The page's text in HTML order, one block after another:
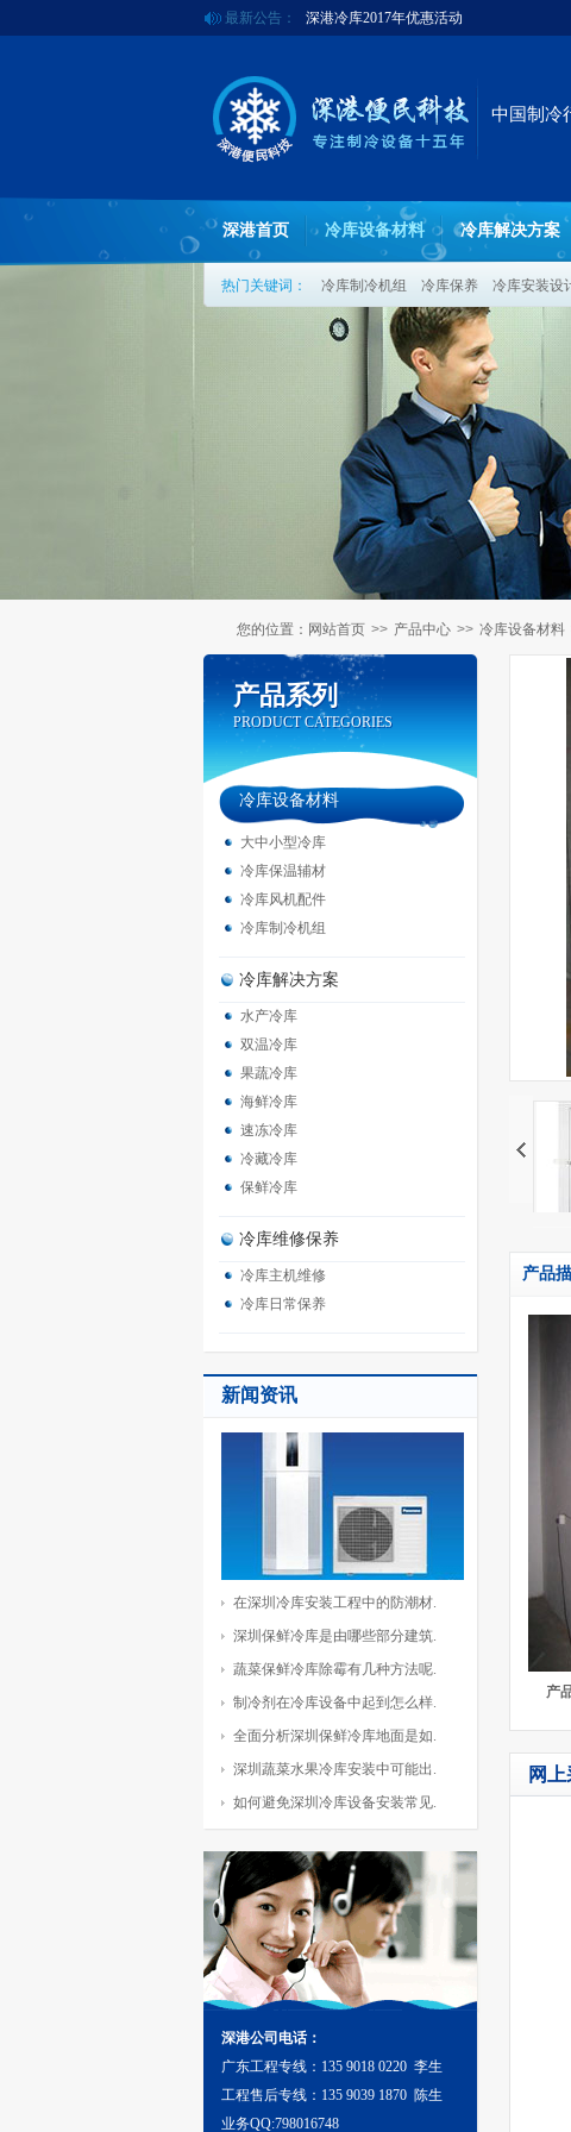
最新公告：
深港冷库2017年优惠活动
欢迎来到深圳市深港冷库公司官方网站
中国制冷
深港首页 冷库设备材料 冷库解决方案
热门关键词： 冷库制冷机组 冷库保养 冷库安装设
您的位置： 网站首页 >> 产品中心 >> 冷库设备材料
产品系列
PRODUCT CATEGORIES
产品系列
PRODUCT CATEGORIES
冷库设备材料
大中小型冷库
冷库保温辅材
冷库风机配件
冷库制冷机组
冷库解决方案
水产冷库
双温冷库
果蔬冷库
海鲜冷库
速冻冷库
冷藏冷库
保鲜冷库
冷库维修保养
冷库主机维修
冷库日常保养
新闻资讯
在深圳冷库安装工程中的防潮材.
深圳保鲜冷库是由哪些部分建筑.
蔬菜保鲜冷库除霉有几种方法呢.
制冷剂在冷库设备中起到怎么样.
全面分析深圳保鲜冷库地面是如.
深圳蔬菜水果冷库安装中可能出.
如何避免深圳冷库设备安装常见.
深港公司电话：
广东工程专线：135 9018 0220 李生
工程售后专线：135 9039 1870 陈生
业务QQ:798016748
产品
产
网